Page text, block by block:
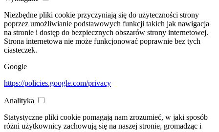
Niezbędne pliki cookie przyczyniają się do użyteczności strony
poprzez umożliwianie podstawowych funkcji takich jak nawigacja
na stronie i dostęp do bezpiecznych obszarów strony internetowej.
Strona internetowa nie może funkcjonować poprawnie bez tych
ciasteczek.
Google
https://policies.google.com/privacy
Analityka
Statystyczne pliki cookie pomagają nam zrozumieć, w jaki sposób
różni użytkownicy zachowują się na naszej stronie, gromadząc i